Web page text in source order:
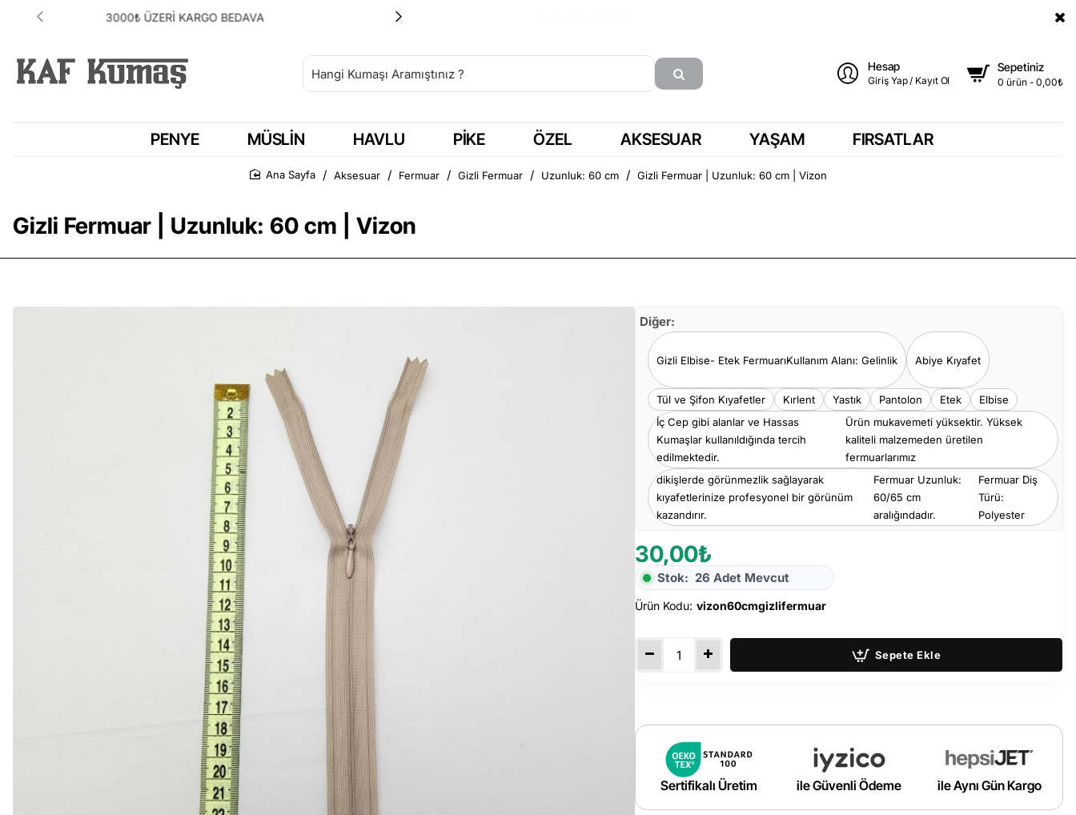
ANLAŞMALI KARGOMUZ HEPSİJET
Hesap
Giriş Yap / Kayıt Ol
Sepetiniz
0 ürün - 0,00₺
PENYE MÜSLIN HAVLU PIKE ÖZEL AKSESUAR YAŞAM FIRSATLAR
Gizli Fermuar | Uzunluk: 60 cm | Vizon
Aksesuar Fermuar Gizli Fermuar Uzunluk: 60 cm Gizli Fermuar | Uzunluk: 60 cm | Vizon
Diğer:
Gizli Elbise- Etek FermuarıKullanım Alanı: Gelinlik Abiye Kıyafet
Tül ve Şifon Kıyafetler Kırlent Yastık Pantolon Etek
Elbise
İç Cep gibi alanlar ve Hassas
Kumaşlar kullanıldığında tercih
edilmektedir.
Ürün mukavemeti yüksektir. Yüksek
kaliteli malzemeden üretilen
fermuarlarımız
dikişlerde görünmezlik sağlayarak
kıyafetlerinize profesyonel bir görünüm
kazandırır.
Fermuar Uzunluk:
60/65 cm
aralığındadır.
Fermuar Diş
Türü:
Polyester
30,00₺
Stok: 26 Adet Mevcut
Ürün Kodu: vizon60cmgizlifermuar
Sepete Ekle
Sertifikalı Üretim ile Güvenli Ödeme ile Aynı Gün Kargo